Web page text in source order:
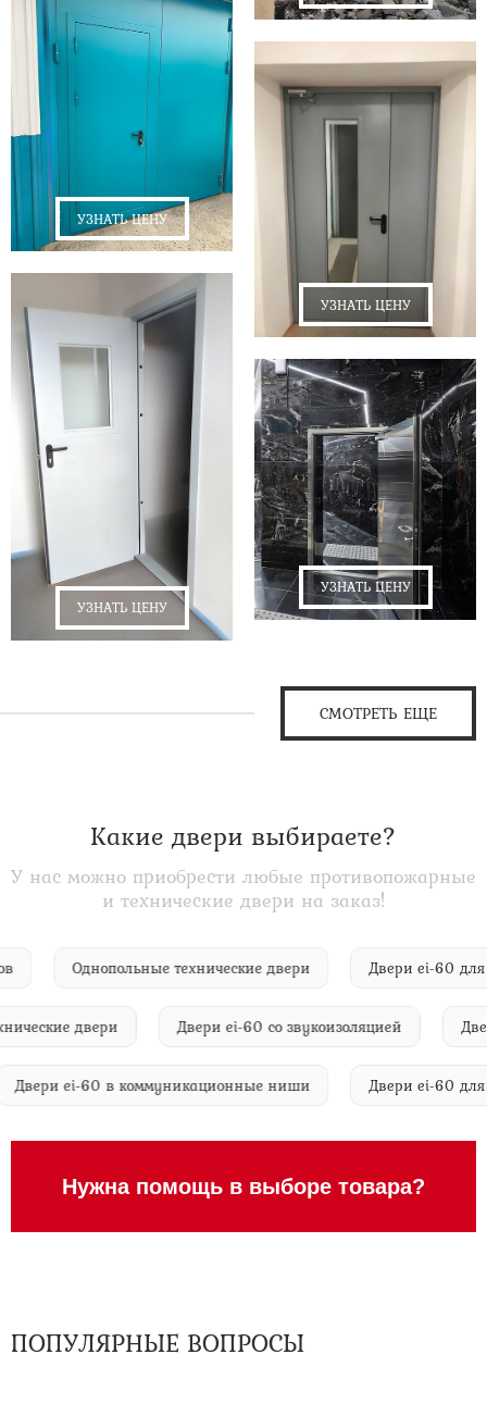
УЗНАТЬ ЦЕНУ
УЗНАТЬ ЦЕНУ
УЗНАТЬ ЦЕНУ
УЗНАТЬ ЦЕНУ
СМОТРЕТЬ ЕЩЕ
Какие двери выбираете?
У нас можно приобрести любые противопожарные
и технические двери на заказ!
Однопольные технические двери Двери ei-
двери Двери ei-60 со звукоизоляцией Двери
Двери ei-60 в коммуникационные ниши Двери ei-
Нужна помощь в выборе товара?
ПОПУЛЯРНЫЕ ВОПРОСЫ